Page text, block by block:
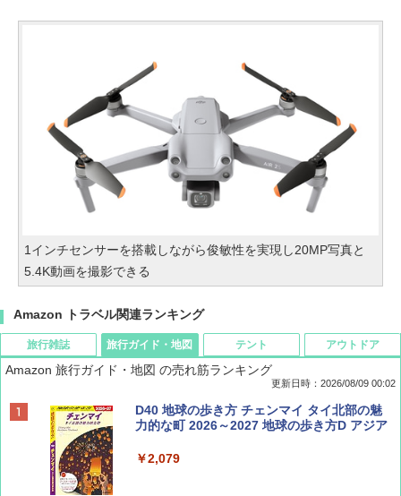
1インチセンサーを搭載しながら俊敏性を実現し20MP写真と
5.4K動画を撮影できる
Amazon トラベル関連ランキング
旅行雑誌
BE-PAL(ビ-パル) 2026年 9 月号【特別付録:
SOTO ミニマル"旅"財布 ランダム2種】
￥1,500
旅行ガイド・地図
Amazon 旅行ガイド・地図 の売れ筋ランキング
更新日時：2026/08/09 00:02
D40 地球の歩き方 チェンマイ タイ北部の魅
力的な町 2026～2027 地球の歩き方D アジア
￥2,079
テント アウトドア